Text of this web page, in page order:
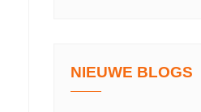
NIEUWE BLOGS